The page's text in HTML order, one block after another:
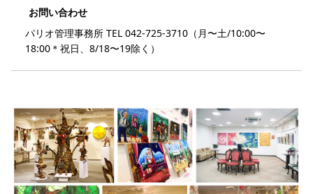
お問い合わせ
パリオ管理事務所 TEL 042-725-3710（月〜土/10:00〜
18:00＊祝日、8/18〜19除く）